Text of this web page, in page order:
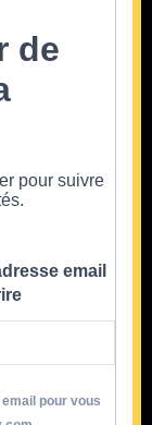
Building
de
pour suivre
email
pour vous